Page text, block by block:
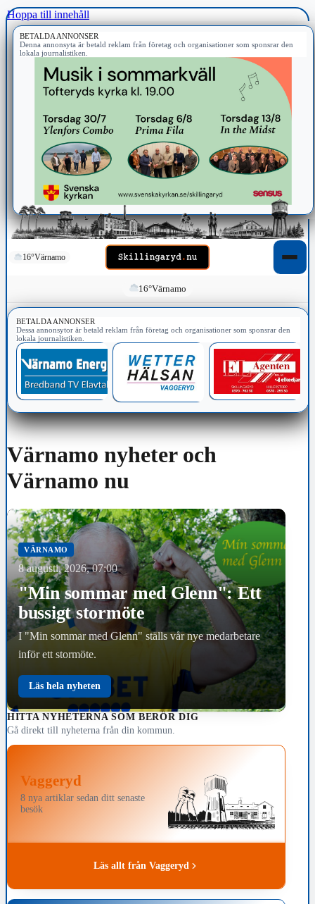
Hoppa till innehåll
BETALDA ANNONSER
Denna annonsyta är betald reklam från företag och organisationer som sponsrar den
lokala journalistiken.
16°Värnamo
16°Värnamo
BETALDA ANNONSER
Dessa annonsytor är betald reklam från företag och organisationer som sponsrar den
lokala journalistiken.
Värnamo nyheter och
Värnamo nu
VÄRNAMO
8 augusti, 2026, 07:00
"Min sommar med Glenn": Ett
bussigt stormöte
I "Min sommar med Glenn" ställs vår nye medarbetare
inför ett stormöte.
Läs hela nyheten
HITTA NYHETERNA SOM BERÖR DIG
Gå direkt till nyheterna från din kommun.
Vaggeryd
8 nya artiklar sedan ditt senaste
besök
Läs allt från Vaggeryd